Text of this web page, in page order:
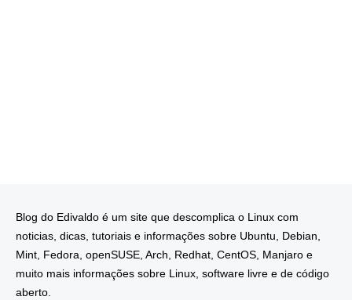
Blog do Edivaldo é um site que descomplica o Linux com
noticias, dicas, tutoriais e informações sobre Ubuntu, Debian,
Mint, Fedora, openSUSE, Arch, Redhat, CentOS, Manjaro e
muito mais informações sobre Linux, software livre e de código
aberto.